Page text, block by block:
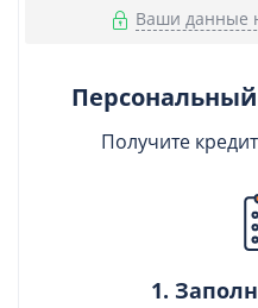
Ваши данные
Получите
1.